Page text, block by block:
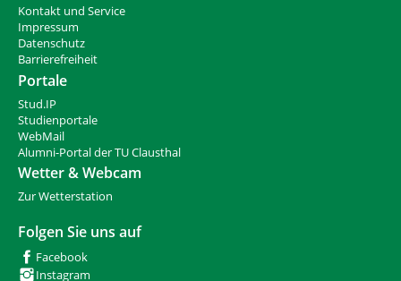
Kontakt und Service
Impressum
Datenschutz
Barrierefreiheit
Portale
Stud.IP
Studienportale
WebMail
Alumni-Portal der TU Clausthal
Wetter & Webcam
Zur Wetterstation
Folgen Sie uns auf
Facebook
Instagram